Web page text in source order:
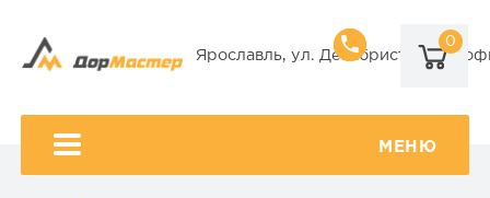
Ярославль, ул. Декабристов, 9А,
8 (920) 101-
0
МЕНЮ